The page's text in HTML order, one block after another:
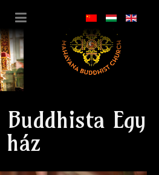
Buddhista Egy
ház